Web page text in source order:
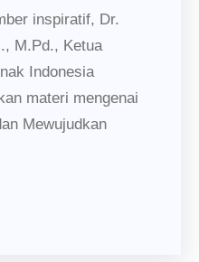
inspiratif, Dr.
M.Pd., Ketua
Indonesia
materi mengenai
Mewujudkan